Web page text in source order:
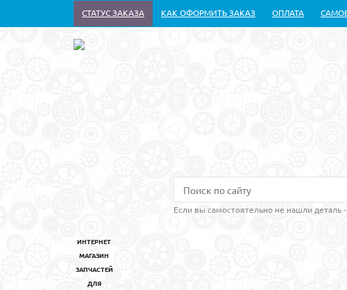
СТАТУС ЗАКАЗА КАК ОФОРМИТЬ ЗАКАЗ ОПЛАТА
ИНТЕРНЕТ
МАГАЗИН
ЗАПЧАСТЕЙ
ДЛЯ
Если вы самостоятельно не нашли деталь